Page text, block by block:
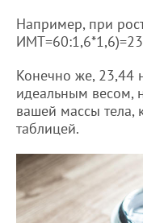
Например, при
Конечно же, 23,44
идеальным весом,
вашей массы тела,
таблицей.